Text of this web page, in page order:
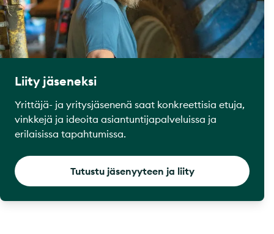
Liity jäseneksi
Yrittäjä- ja yritysjäsenenä saat konkreettisia etuja,
vinkkejä ja ideoita asiantuntijapalveluissa ja
erilaisissa tapahtumissa.
Tutustu jäsenyyteen ja liity